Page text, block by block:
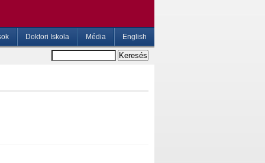
Doktori Iskola Média English